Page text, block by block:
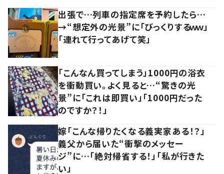
出張で…列車の指定席を予約したら…
→“想定外の光景”に「びっくりするｗｗ」
「連れて行ってあげて笑」
「こんなん買ってしまう」1000円の浴衣
を衝動買い。よく見ると…“驚きの光
景”に「これは即買い」「1000円だった
のですか？！」
嫁「こんな帰りたくなる義実家ある！？」
義父から届いた“衝撃のメッセー
ジ”に…「絶対帰省する！」「私が行きた
い」